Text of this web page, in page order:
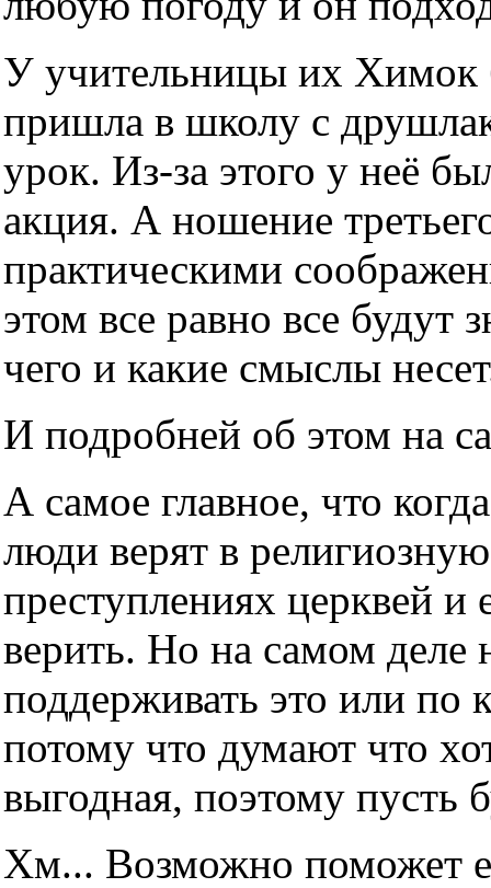
У учительницы их Химок
пришла в школу с
урок. Из-за этого у неё
акция. А ношение
практическими
этом все равно все будут
чего и какие смыслы
И подробней об этом на
А самое главное, что
люди верят в
преступлениях церквей и
верить. Но на самом деле
поддерживать это или по
потому что думают что
выгодная, поэтому пусть
Хм... Возможно поможет